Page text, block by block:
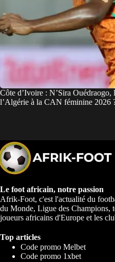
Côte d’Ivoire : N’Sira Ouédraogo,
l’Algérie à la CAN féminine 2026
Le foot africain, notre passion
Afrik-Foot, c'est l'actualité du
du Monde, Ligue des Champions,
joueurs africains d'Europe et les
Top articles
Code promo Melbet
Code promo 1xbet